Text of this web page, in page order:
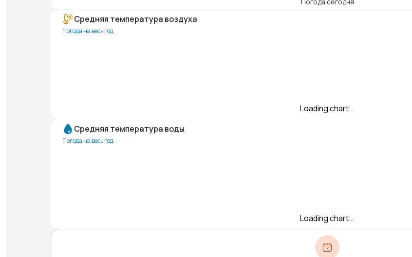
Средняя температура воздуха
Погода на весь год
Loading chart...
Средняя температура воды
Погода на весь год
Loading chart...